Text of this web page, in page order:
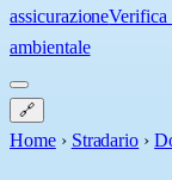
assicurazioneVerifica
ambientale
🔗
Home › Stradario ›